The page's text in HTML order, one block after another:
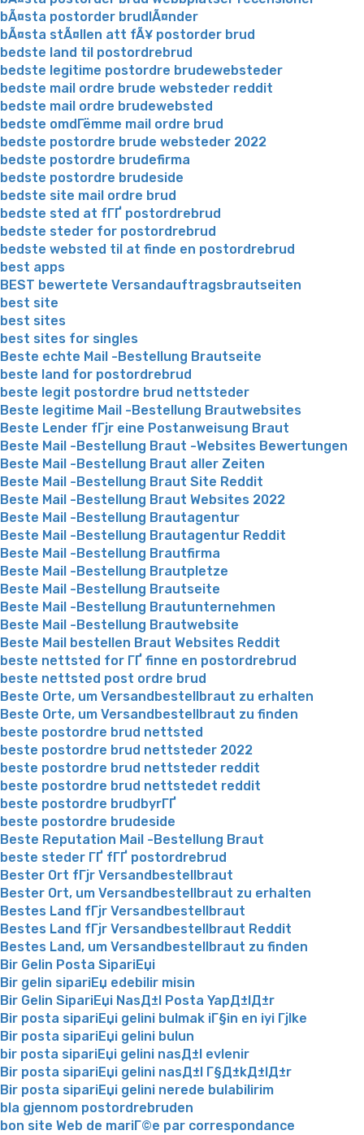
bÃ¤sta postorder brudlÃ¤nder
bÃ¤sta stÃ¤llen att fÃ¥ postorder brud
bedste land til postordrebrud
bedste legitime postordre brudewebsteder
bedste mail ordre brude websteder reddit
bedste mail ordre brudewebsted
bedste omdГёmme mail ordre brud
bedste postordre brude websteder 2022
bedste postordre brudefirma
bedste postordre brudeside
bedste site mail ordre brud
bedste sted at fГҐ postordrebrud
bedste steder for postordrebrud
bedste websted til at finde en postordrebrud
best apps
BEST bewertete Versandauftragsbrautseiten
best site
best sites
best sites for singles
Beste echte Mail -Bestellung Brautseite
beste land for postordrebrud
beste legit postordre brud nettsteder
Beste legitime Mail -Bestellung Brautwebsites
Beste Lender fГјr eine Postanweisung Braut
Beste Mail -Bestellung Braut -Websites Bewertungen
Beste Mail -Bestellung Braut aller Zeiten
Beste Mail -Bestellung Braut Site Reddit
Beste Mail -Bestellung Braut Websites 2022
Beste Mail -Bestellung Brautagentur
Beste Mail -Bestellung Brautagentur Reddit
Beste Mail -Bestellung Brautfirma
Beste Mail -Bestellung Brautpletze
Beste Mail -Bestellung Brautseite
Beste Mail -Bestellung Brautunternehmen
Beste Mail -Bestellung Brautwebsite
Beste Mail bestellen Braut Websites Reddit
beste nettsted for ГҐ finne en postordrebrud
beste nettsted post ordre brud
Beste Orte, um Versandbestellbraut zu erhalten
Beste Orte, um Versandbestellbraut zu finden
beste postordre brud nettsted
beste postordre brud nettsteder 2022
beste postordre brud nettsteder reddit
beste postordre brud nettstedet reddit
beste postordre brudbyrГҐ
beste postordre brudeside
Beste Reputation Mail -Bestellung Braut
beste steder ГҐ fГҐ postordrebrud
Bester Ort fГјr Versandbestellbraut
Bester Ort, um Versandbestellbraut zu erhalten
Bestes Land fГјr Versandbestellbraut
Bestes Land fГјr Versandbestellbraut Reddit
Bestes Land, um Versandbestellbraut zu finden
Bir Gelin Posta SipariЕџi
Bir gelin sipariЕџ edebilir misin
Bir Gelin SipariЕџi NasД±l Posta YapД±lД±r
Bir posta sipariЕџi gelini bulmak iГ§in en iyi Гјlke
Bir posta sipariЕџi gelini bulun
bir posta sipariЕџi gelini nasД±l evlenir
Bir posta sipariЕџi gelini nasД±l Г§Д±kД±lД±r
Bir posta sipariЕџi gelini nerede bulabilirim
bla gjennom postordrebruden
bon site Web de mariГ©e par correspondance